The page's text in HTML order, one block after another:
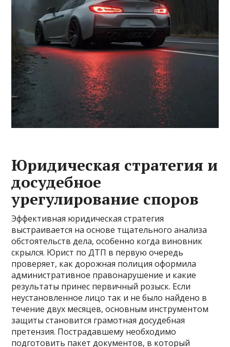
Юридическая стратегия и
досудебное
урегулирование споров
Эффективная юридическая стратегия
выстраивается на основе тщательного анализа
обстоятельств дела, особенно когда виновник
скрылся. Юрист по ДТП в первую очередь
проверяет, как дорожная полиция оформила
административное правонарушение и какие
результаты принес первичный розыск. Если
неустановленное лицо так и не было найдено в
течение двух месяцев, основным инструментом
защиты становится грамотная досудебная
претензия. Пострадавшему необходимо
подготовить пакет документов, в который